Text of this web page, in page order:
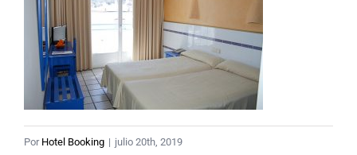
Por Hotel Booking | julio 20th, 2019